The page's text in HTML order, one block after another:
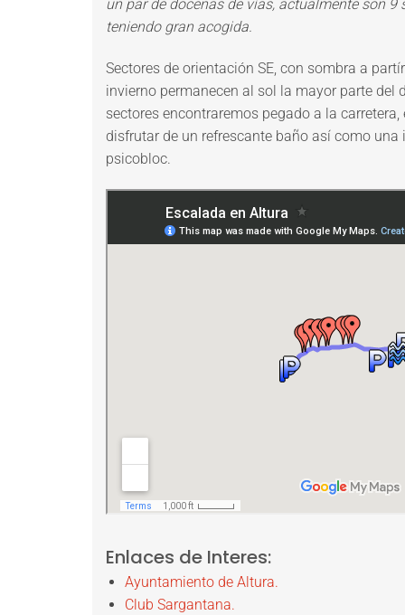
un par de docenas de vías, actualmente son 9
teniendo gran acogida.
Sectores de orientación SE, con sombra a
invierno permanecen al sol la mayor parte del
sectores encontraremos pegado a la
disfrutar de un refrescante baño así como una
psicobloc.
Enlaces de Interes:
Ayuntamiento de Altura.
Club Sargantana.